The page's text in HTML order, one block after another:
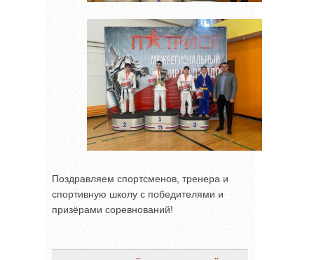
Поздравляем спортсменов, тренера и
спортивную школу с победителями и
призёрами соревнований!